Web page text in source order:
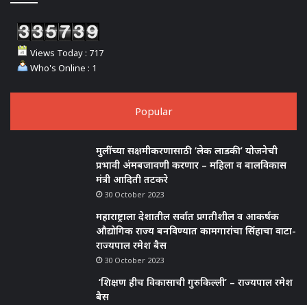
Views Today : 717
Who's Online : 1
Popular
मुलींच्या सक्षमीकरणासाठी ‘लेक लाडकी’ योजनेची
प्रभावी अंमबजावणी करणार – महिला व बालविकास
मंत्री आदिती तटकरे
30 October 2023
महाराष्ट्राला देशातील सर्वात प्रगतीशील व आकर्षक
औद्योगिक राज्य बनविण्यात कामगारांचा सिंहाचा वाटा-
राज्यपाल रमेश बैस
30 October 2023
‘शिक्षण हीच विकासाची गुरुकिल्ली’ – राज्यपाल रमेश
बैस